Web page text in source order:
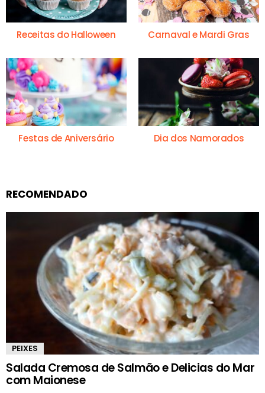
Receitas do Halloween Carnaval e Mardi Gras
Festas de Aniversário Dia dos Namorados
RECOMENDADO
PEIXES
Salada Cremosa de Salmão e Delicias do Mar
com Maionese